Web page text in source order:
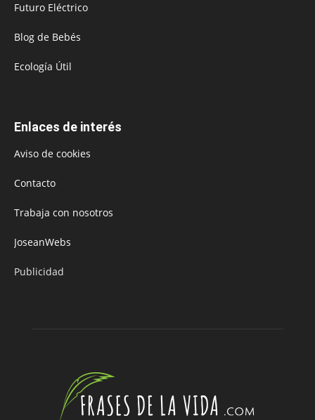
Futuro Eléctrico
Blog de Bebés
Ecología Útil
Enlaces de interés
Aviso de cookies
Contacto
Trabaja con nosotros
JoseanWebs
Publicidad